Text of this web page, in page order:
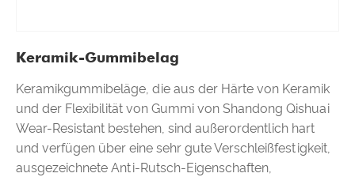
Keramik-Gummibelag
Keramikgummibeläge, die aus der Härte von Keramik
und der Flexibilität von Gummi von Shandong Qishuai
Wear-Resistant bestehen, sind außerordentlich hart
und verfügen über eine sehr gute Verschleißfestigkeit,
ausgezeichnete Anti-Rutsch-Eigenschaften,